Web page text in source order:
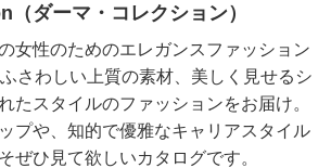
ー Ｍ
性 身長 : 158cm
ダーマ・コレクション）
女性のためのエレガンスファッション
さわしい上質の素材、美しく見せるシ
たスタイルのファッションをお届け。
プや、知的で優雅なキャリアスタイル
ぜひ見て欲しいカタログです。